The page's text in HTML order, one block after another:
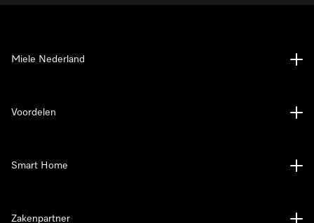
Miele Nederland
Voordelen
Smart Home
Zakenpartner